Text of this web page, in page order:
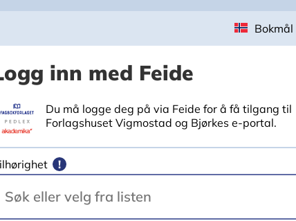
Bokmål
inn med Feide
Du må logge deg på via Feide for å få tilgang til
Forlagshuset Vigmostad og Bjørkes e-portal.
!